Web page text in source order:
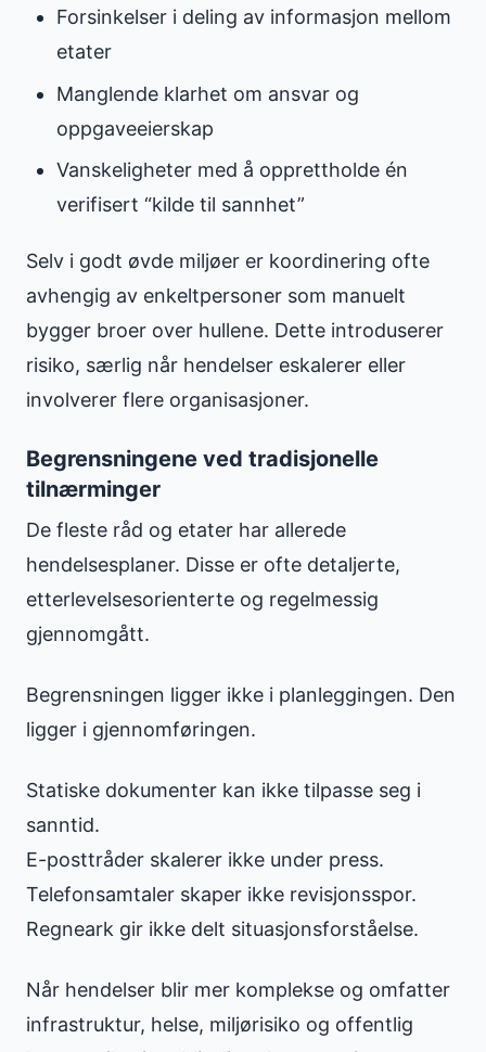
Forsinkelser i deling av informasjon mellom
etater
Manglende klarhet om ansvar og
oppgaveeierskap
Vanskeligheter med å opprettholde én
verifisert “kilde til sannhet”
Selv i godt øvde miljøer er koordinering ofte
avhengig av enkeltpersoner som manuelt
bygger broer over hullene. Dette introduserer
risiko, særlig når hendelser eskalerer eller
involverer flere organisasjoner.
Begrensningene ved tradisjonelle
tilnærminger
De fleste råd og etater har allerede
hendelsesplaner. Disse er ofte detaljerte,
etterlevelsesorienterte og regelmessig
gjennomgått.
Begrensningen ligger ikke i planleggingen. Den
ligger i gjennomføringen.
Statiske dokumenter kan ikke tilpasse seg i
sanntid.
E-posttråder skalerer ikke under press.
Telefonsamtaler skaper ikke revisjonsspor.
Regneark gir ikke delt situasjonsforståelse.
Når hendelser blir mer komplekse og omfatter
infrastruktur, helse, miljørisiko og offentlig